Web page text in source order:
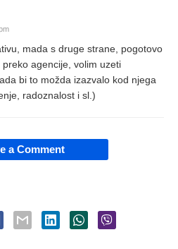
mada s druge strane, pogotovo
agencije, volim uzeti
bi to možda izazvalo kod njega
radoznalost i sl.)
a Comment